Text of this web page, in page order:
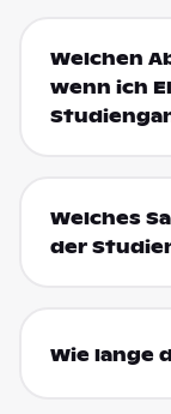
Welchen
wenn ich
Welches
der
Wie lange